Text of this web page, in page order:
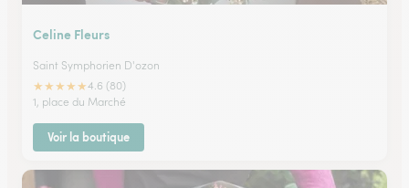
Celine Fleurs
Saint Symphorien D'ozon
★★★★★4.6 (80)
1, place du Marché
Voir la boutique